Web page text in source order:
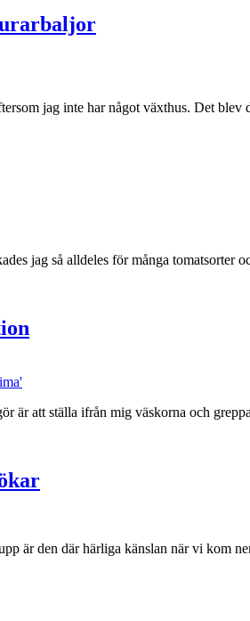
jag inte har något växthus. Det blev
jag så alldeles för många tomatsorter
är att ställa ifrån mig väskorna och
är den där härliga känslan när vi kom